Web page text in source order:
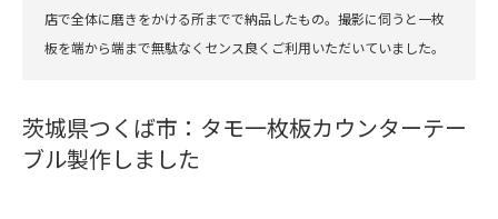
店で全体に磨きをかける所までで納品したもの。撮影に伺うと一枚
板を端から端まで無駄なくセンス良くご利用いただいていました。
茨城県つくば市：タモ一枚板カウンターテー
ブル製作しました